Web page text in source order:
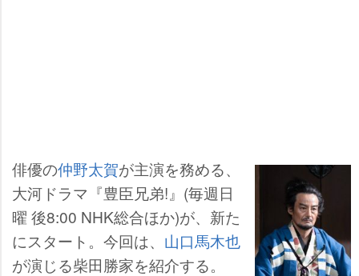
俳優の仲野太賀が主演を務める、
大河ドラマ『豊臣兄弟!』(毎週日
曜 後8:00 NHK総合ほか)が、新た
にスタート。今回は、 山口馬木也
が演じる柴田勝家を紹介する。